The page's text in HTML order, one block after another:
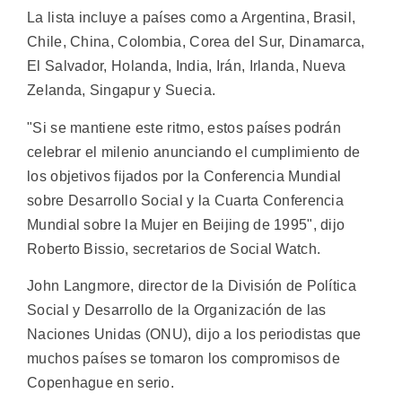
La lista incluye a países como a Argentina, Brasil,
Chile, China, Colombia, Corea del Sur, Dinamarca,
El Salvador, Holanda, India, Irán, Irlanda, Nueva
Zelanda, Singapur y Suecia.
"Si se mantiene este ritmo, estos países podrán
celebrar el milenio anunciando el cumplimiento de
los objetivos fijados por la Conferencia Mundial
sobre Desarrollo Social y la Cuarta Conferencia
Mundial sobre la Mujer en Beijing de 1995", dijo
Roberto Bissio, secretarios de Social Watch.
John Langmore, director de la División de Política
Social y Desarrollo de la Organización de las
Naciones Unidas (ONU), dijo a los periodistas que
muchos países se tomaron los compromisos de
Copenhague en serio.